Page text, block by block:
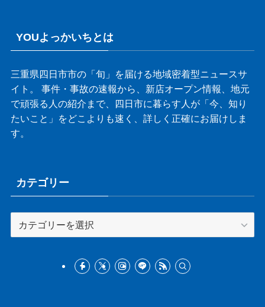
YOUよっかいちとは
三重県四日市市の「旬」を届ける地域密着型ニュースサ
イト。 事件・事故の速報から、新店オープン情報、地元
で頑張る人の紹介まで、四日市に暮らす人が「今、知り
たいこと」をどこよりも速く、詳しく正確にお届けしま
す。
カテゴリー
テ